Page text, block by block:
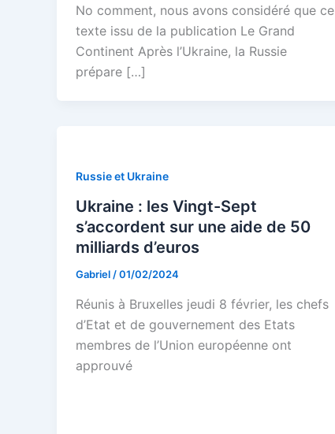
No comment, nous avons considéré que ce
texte issu de la publication Le Grand
Continent Après l’Ukraine, la Russie
prépare […]
Russie et Ukraine
Ukraine : les Vingt-Sept
s’accordent sur une aide de 50
milliards d’euros
Gabriel /01/02/2024
Réunis à Bruxelles jeudi 8 février, les chefs
d’Etat et de gouvernement des Etats
membres de l’Union européenne ont
approuvé